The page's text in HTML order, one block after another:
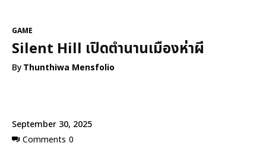
September 30, 2025
Comments 0
GAME
Silent Hill เปิดตำนานเมืองห่าผี
ByThunthiwa Mensfolio